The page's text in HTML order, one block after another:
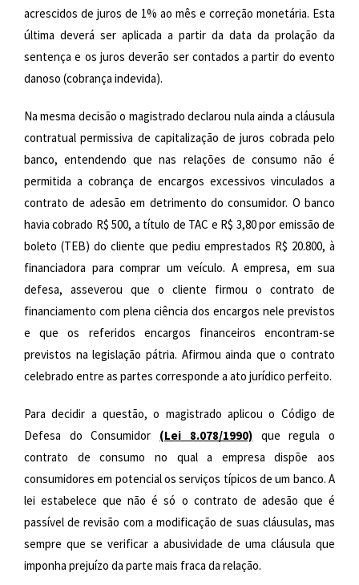
acrescidos de juros de 1% ao mês e correção monetária. Esta
última deverá ser aplicada a partir da data da prolação da
sentença e os juros deverão ser contados a partir do evento
danoso (cobrança indevida).
Na mesma decisão o magistrado declarou nula ainda a cláusula
contratual permissiva de capitalização de juros cobrada pelo
banco, entendendo que nas relações de consumo não é
permitida a cobrança de encargos excessivos vinculados a
contrato de adesão em detrimento do consumidor. O banco
havia cobrado R$ 500, a título de TAC e R$ 3,80 por emissão de
boleto (TEB) do cliente que pediu emprestados R$ 20.800, à
financiadora para comprar um veículo. A empresa, em sua
defesa, asseverou que o cliente firmou o contrato de
financiamento com plena ciência dos encargos nele previstos
e que os referidos encargos financeiros encontram-se
previstos na legislação pátria. Afirmou ainda que o contrato
celebrado entre as partes corresponde a ato jurídico perfeito.
Para decidir a questão, o magistrado aplicou o Código de
Defesa do Consumidor (Lei 8.078/1990)que regula o
contrato de consumo no qual a empresa dispõe aos
consumidores em potencial os serviços típicos de um banco. A
lei estabelece que não é só o contrato de adesão que é
passível de revisão com a modificação de suas cláusulas, mas
sempre que se verificar a abusividade de uma cláusula que
imponha prejuízo da parte mais fraca da relação.